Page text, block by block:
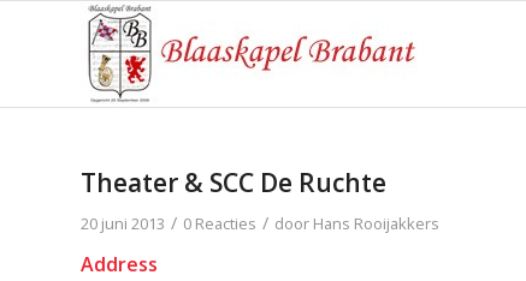
Theater & SCC De Ruchte
20 juni 2013 / 0 Reacties / door Hans Rooijakkers
Address